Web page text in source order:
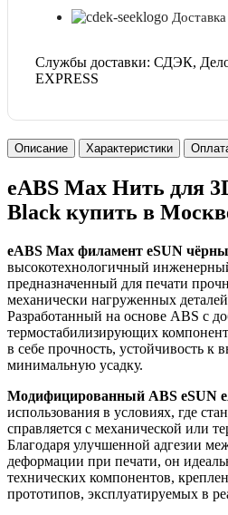
Службы доставки: СДЭК,
EXPRESS
Описание Характеристики
eABS Max Нить для
Black купить в
eABS Max филамент eSUN
высокотехнологичный
предназначенный для печати
механически нагруженных
Разработанный на основе ABS с
термостабилизирующих
в себе прочность, устойчивость к
минимальную усадку.
Модифицированный ABS eSUN
использования в условиях, где
справляется с механической или
Благодаря улучшенной адгезии
деформации при печати, он
технических компонентов,
прототипов, эксплуатируемых в